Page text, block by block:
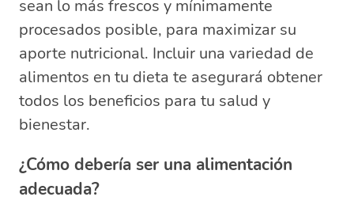
sean lo más frescos y mínimamente
procesados posible, para maximizar su
aporte nutricional. Incluir una variedad de
alimentos en tu dieta te asegurará obtener
todos los beneficios para tu salud y
bienestar.
¿Cómo debería ser una alimentación
adecuada?